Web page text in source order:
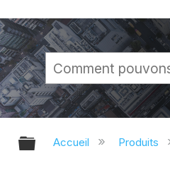
Développer/
Accueil Produits